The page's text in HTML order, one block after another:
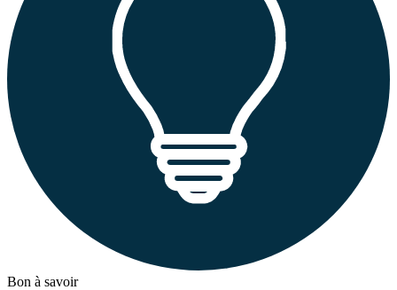
Bon à savoir